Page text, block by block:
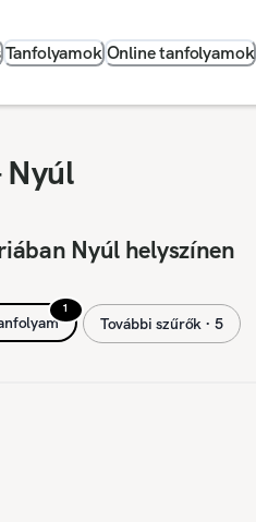
Tanfolyamok Online tanfolyamok
Nyúl
Nyúl helyszínen
1
További szűrők ∙ 5